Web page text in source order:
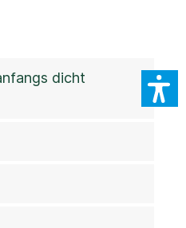
dicht